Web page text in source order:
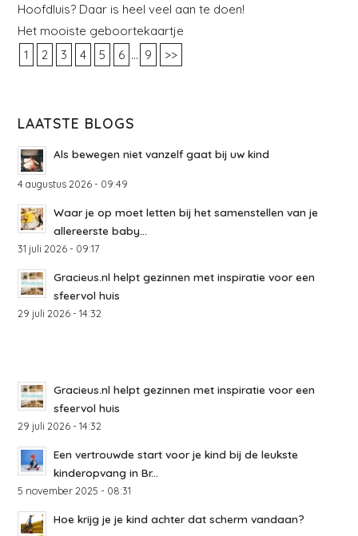
Hoofdluis? Daar is heel veel aan te doen!
Het mooiste geboortekaartje
1
2 3 4 5 6 ... 9 >>
LAATSTE BLOGS
Als bewegen niet vanzelf gaat bij uw kind
4 augustus 2026 - 09:49
Waar je op moet letten bij het samenstellen van je
allereerste baby...
31 juli 2026 - 09:17
Gracieus.nl helpt gezinnen met inspiratie voor een
sfeervol huis
29 juli 2026 - 14:32
Gracieus.nl helpt gezinnen met inspiratie voor een
sfeervol huis
29 juli 2026 - 14:32
Een vertrouwde start voor je kind bij de leukste
kinderopvang in Br...
5 november 2025 - 08:31
Hoe krijg je je kind achter dat scherm vandaan?